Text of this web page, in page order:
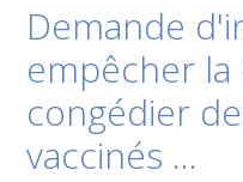
Demande
empêcher la
congédier
vaccinés …